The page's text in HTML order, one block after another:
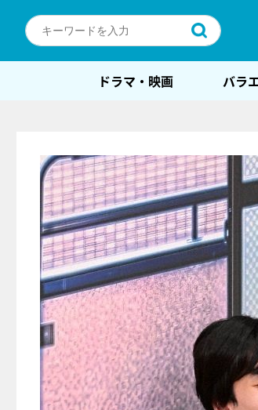
ドラマ・映画 バラ